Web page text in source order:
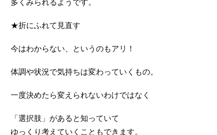
★折にふれて見直す
今はわからない、というのもアリ！
体調や状況で気持ちは変わっていくもの。
一度決めたら変えられないわけではなく
「選択肢」があると知っていて
ゆっくり考えていくこともできます。